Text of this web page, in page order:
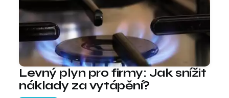
Levný plyn pro firmy: Jak snížit
náklady za vytápění?